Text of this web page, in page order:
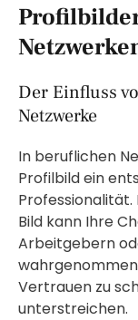
Der Einfluss
Netzwerke
In beruflichen
Profilbild ein
Professionalität.
Bild kann Ihre
Arbeitgebern
Vertrauen zu
unterstreichen.